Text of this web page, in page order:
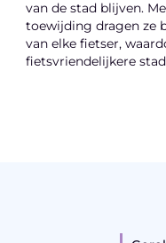
van de stad blijven.
toewijding dragen ze
van elke fietser,
fietsvriendelijkere